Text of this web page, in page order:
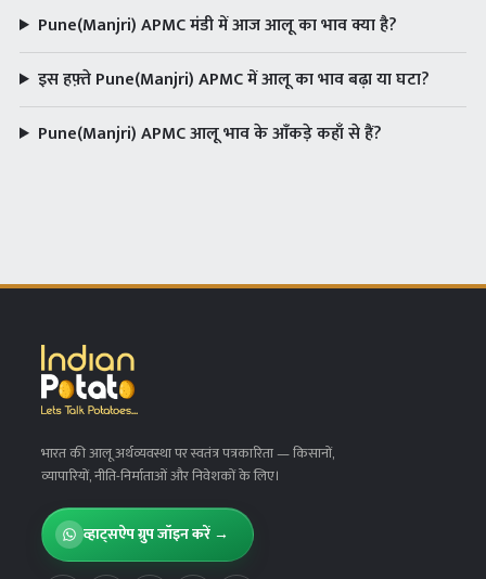
Pune(Manjri) APMC मंडी में आज आलू का भाव क्या है?
इस हफ़्ते Pune(Manjri) APMC में आलू का भाव बढ़ा या घटा?
Pune(Manjri) APMC आलू भाव के आँकड़े कहाँ से हैं?
भारत की आलू अर्थव्यवस्था पर स्वतंत्र पत्रकारिता— किसानों,
व्यापारियों, नीति-निर्माताओं और निवेशकों के लिए।
व्हाट्सऐप ग्रुप जॉइन करें →